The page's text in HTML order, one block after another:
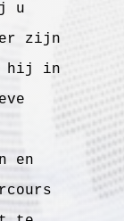
u
zijn
hij in
en